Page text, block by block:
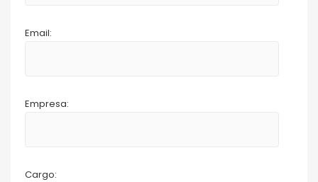
Email:
Empresa:
Cargo: